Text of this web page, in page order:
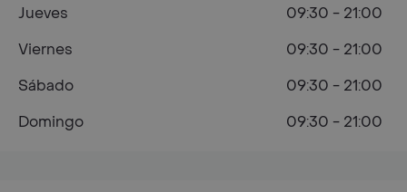
Jueves
09:30 - 21:00
Viernes
09:30 - 21:00
Sábado
09:30 - 21:00
Domingo
09:30 - 21:00